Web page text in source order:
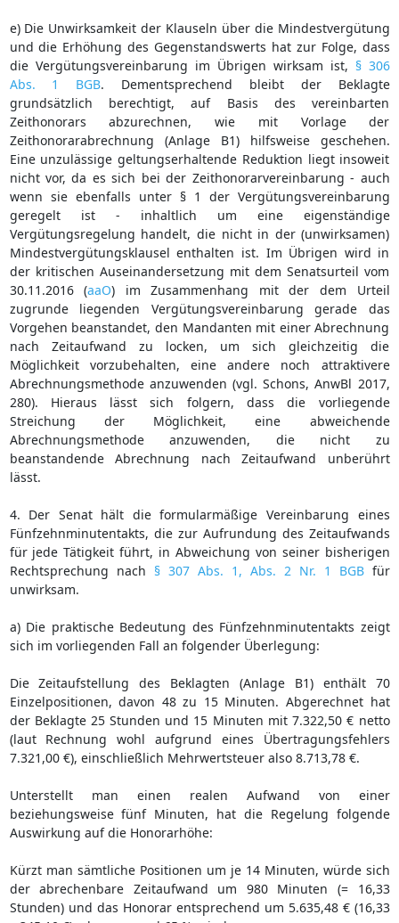
e) Die Unwirksamkeit der Klauseln über die Mindestvergütung
und die Erhöhung des Gegenstandswerts hat zur Folge, dass
die Vergütungsvereinbarung im Übrigen wirksam ist, § 306
Abs. 1 BGB. Dementsprechend bleibt der Beklagte
grundsätzlich berechtigt, auf Basis des vereinbarten
Zeithonorars abzurechnen, wie mit Vorlage der
Zeithonorarabrechnung (Anlage B1) hilfsweise geschehen.
Eine unzulässige geltungserhaltende Reduktion liegt insoweit
nicht vor, da es sich bei der Zeithonorarvereinbarung - auch
wenn sie ebenfalls unter § 1 der Vergütungsvereinbarung
geregelt ist - inhaltlich um eine eigenständige
Vergütungsregelung handelt, die nicht in der (unwirksamen)
Mindestvergütungsklausel enthalten ist. Im Übrigen wird in
der kritischen Auseinandersetzung mit dem Senatsurteil vom
30.11.2016 (aaO) im Zusammenhang mit der dem Urteil
zugrunde liegenden Vergütungsvereinbarung gerade das
Vorgehen beanstandet, den Mandanten mit einer Abrechnung
nach Zeitaufwand zu locken, um sich gleichzeitig die
Möglichkeit vorzubehalten, eine andere noch attraktivere
Abrechnungsmethode anzuwenden (vgl. Schons, AnwBl 2017,
280). Hieraus lässt sich folgern, dass die vorliegende
Streichung der Möglichkeit, eine abweichende
Abrechnungsmethode anzuwenden, die nicht zu
beanstandende Abrechnung nach Zeitaufwand unberührt
lässt.
4. Der Senat hält die formularmäßige Vereinbarung eines
Fünfzehnminutentakts, die zur Aufrundung des Zeitaufwands
für jede Tätigkeit führt, in Abweichung von seiner bisherigen
Rechtsprechung nach § 307 Abs. 1, Abs. 2 Nr. 1 BGBfür
unwirksam.
a) Die praktische Bedeutung des Fünfzehnminutentakts zeigt
sich im vorliegenden Fall an folgender Überlegung:
Die Zeitaufstellung des Beklagten (Anlage B1) enthält 70
Einzelpositionen, davon 48 zu 15 Minuten. Abgerechnet hat
der Beklagte 25 Stunden und 15 Minuten mit 7.322,50 € netto
(laut Rechnung wohl aufgrund eines Übertragungsfehlers
7.321,00 €), einschließlich Mehrwertsteuer also 8.713,78 €.
Unterstellt man einen realen Aufwand von einer
beziehungsweise fünf Minuten, hat die Regelung folgende
Auswirkung auf die Honorarhöhe:
Kürzt man sämtliche Positionen um je 14 Minuten, würde sich
der abrechenbare Zeitaufwand um 980 Minuten (= 16,33
Stunden) und das Honorar entsprechend um 5.635,48 € (16,33